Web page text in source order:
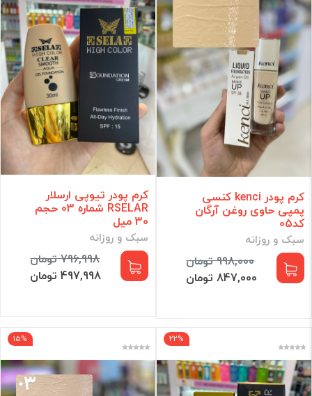
کرم پودر kenci کنسی
پمپی حاوی روغن آرگان
کد05
سبک و روزانه
998,000 تومان
847,000 تومان
کرم پودر تیوپی ارسلار
RSELAR شماره 03 حجم
30 میل
سبک و روزانه
796,998 تومان
497,998 تومان
22%
15%